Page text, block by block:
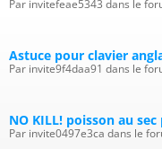
Par invitefeae5343 dans le
Astuce pour clavier
Par invite9f4daa91 dans le
NO KILL! poisson au
Par invite0497e3ca dans le